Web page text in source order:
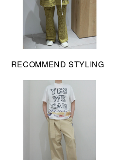
RECOMMEND STYLING